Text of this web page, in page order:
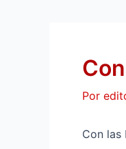
Por
Con las